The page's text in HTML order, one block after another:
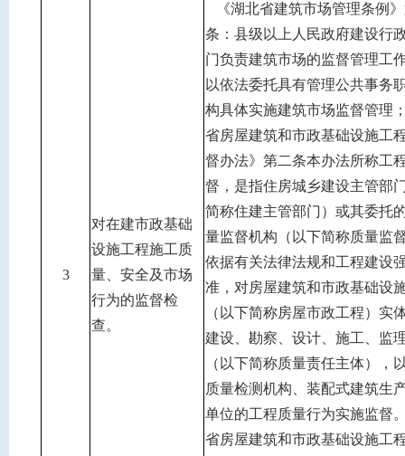
3
对在建市政基础
设施工程施工质
量、安全及市场
行为的监督检
查。
《湖北省建筑市场管理条例
条：县级以上人民政府建设行
门负责建筑市场的监督管理工
以依法委托具有管理公共事务
构具体实施建筑市场监督管理
省房屋建筑和市政基础设施工
督办法》第二条本办法所称工
督，是指住房城乡建设主管部
简称住建主管部门）或其委托
量监督机构（以下简称质量监
依据有关法律法规和工程建设
准，对房屋建筑和市政基础设
（以下简称房屋市政工程）实
建设、勘察、设计、施工、监
（以下简称质量责任主体），
质量检测机构、装配式建筑生
单位的工程质量行为实施监督
省房屋建筑和市政基础设施工